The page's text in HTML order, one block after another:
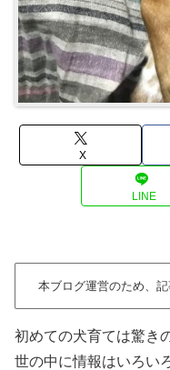
X
LINE
本ブログ運営のため、
初めての犬育ては驚き
世の中に情報はいろい